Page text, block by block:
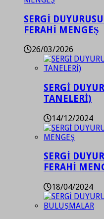
SERGİ
FERAHİ MENGEŞ
26/03/2026
SERGİ
TANELERİ)
14/12/2024
SERGİ
FERAHİ
18/04/2024